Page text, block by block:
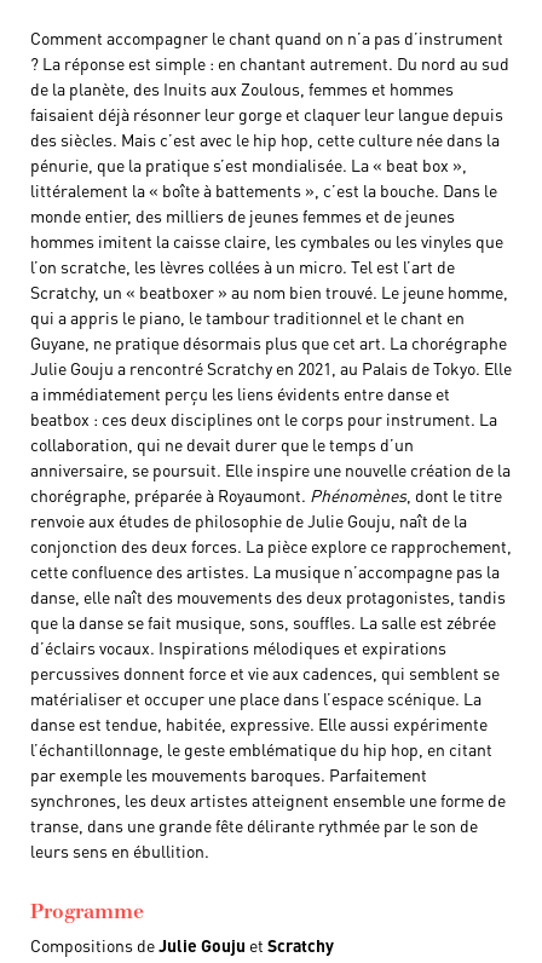
Comment accompagner le chant quand on n’a pas d’instrument
? La réponse est simple : en chantant autrement. Du nord au sud
de la planète, des Inuits aux Zoulous, femmes et hommes
faisaient déjà résonner leur gorge et claquer leur langue depuis
des siècles. Mais c’est avec le hip hop, cette culture née dans la
pénurie, que la pratique s’est mondialisée. La « beat box »,
littéralement la « boîte à battements », c’est la bouche. Dans le
monde entier, des milliers de jeunes femmes et de jeunes
hommes imitent la caisse claire, les cymbales ou les vinyles que
l’on scratche, les lèvres collées à un micro. Tel est l’art de
Scratchy, un « beatboxer » au nom bien trouvé. Le jeune homme,
qui a appris le piano, le tambour traditionnel et le chant en
Guyane, ne pratique désormais plus que cet art. La chorégraphe
Julie Gouju a rencontré Scratchy en 2021, au Palais de Tokyo. Elle
a immédiatement perçu les liens évidents entre danse et
beatbox : ces deux disciplines ont le corps pour instrument. La
collaboration, qui ne devait durer que le temps d’un
anniversaire, se poursuit. Elle inspire une nouvelle création de la
chorégraphe, préparée à Royaumont. Phénomènes, dont le titre
renvoie aux études de philosophie de Julie Gouju, naît de la
conjonction des deux forces. La pièce explore ce rapprochement,
cette confluence des artistes. La musique n’accompagne pas la
danse, elle naît des mouvements des deux protagonistes, tandis
que la danse se fait musique, sons, souffles. La salle est zébrée
d’éclairs vocaux. Inspirations mélodiques et expirations
percussives donnent force et vie aux cadences, qui semblent se
matérialiser et occuper une place dans l’espace scénique. La
danse est tendue, habitée, expressive. Elle aussi expérimente
l’échantillonnage, le geste emblématique du hip hop, en citant
par exemple les mouvements baroques. Parfaitement
synchrones, les deux artistes atteignent ensemble une forme de
transe, dans une grande fête délirante rythmée par le son de
leurs sens en ébullition.
Programme
Compositions deJulie Gouju et Scratchy